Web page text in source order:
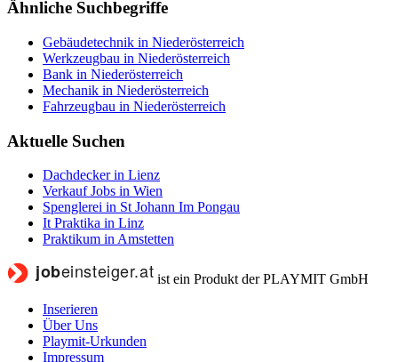
Ähnliche Suchbegriffe
Gebäudetechnik in Niederösterreich
Werkzeugbau in Niederösterreich
Bank in Niederösterreich
Mechanik in Niederösterreich
Fahrzeugbau in Niederösterreich
Aktuelle Suchen
Dachdecker in Lienz
Verkauf Jobs in Wien
Spenglerei in St Johann Im Pongau
It Praktika in Linz
Praktikum in Amstetten
ist ein Produkt der PLAYMIT GmbH
Inserieren
Über Uns
Playmit-Urkunden
Impressum